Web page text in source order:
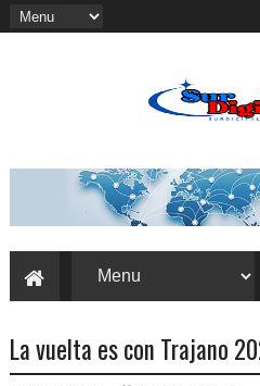
La vuelta es con Trajano